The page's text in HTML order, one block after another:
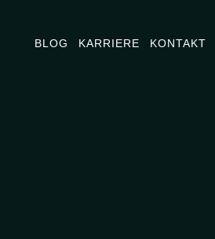
BLOG KARRIERE KONTAKT